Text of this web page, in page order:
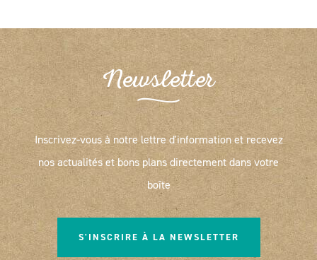
Newsletter
Inscrivez-vous à notre lettre d'information et recevez
nos actualités et bons plans directement dans votre
boîte
S'INSCRIRE À LA NEWSLETTER